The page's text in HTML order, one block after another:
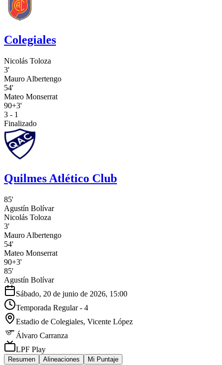
Colegiales
Nicolás Toloza
3'
Mauro Albertengo
54'
Mateo Monserrat
90+3'
3 - 1
Finalizado
Quilmes Atlético Club
85'
Agustín Bolívar
Nicolás Toloza
3'
Mauro Albertengo
54'
Mateo Monserrat
90+3'
85'
Agustín Bolívar
Sábado, 20 de junio de 2026, 15:00
Temporada Regular - 4
Estadio de Colegiales, Vicente López
Álvaro Carranza
LPF Play
Resumen Alineaciones Mi Puntaje